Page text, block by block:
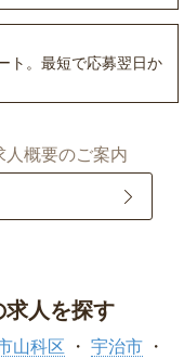
ト。最短で応募翌日か
概要のご案内
求人を探す
山科区
宇治市